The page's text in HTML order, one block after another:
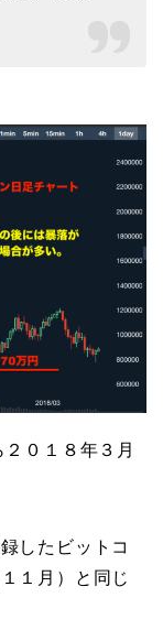
０１８年３月
したビットコ
１月）と同じ